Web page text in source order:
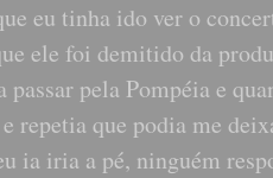
eu tinha ido ver o
ele foi demitido da
passar pela Pompéia e
repetia que podia me
ia iria a pé, ninguém